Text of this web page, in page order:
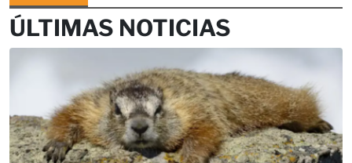
ÚLTIMAS NOTICIAS